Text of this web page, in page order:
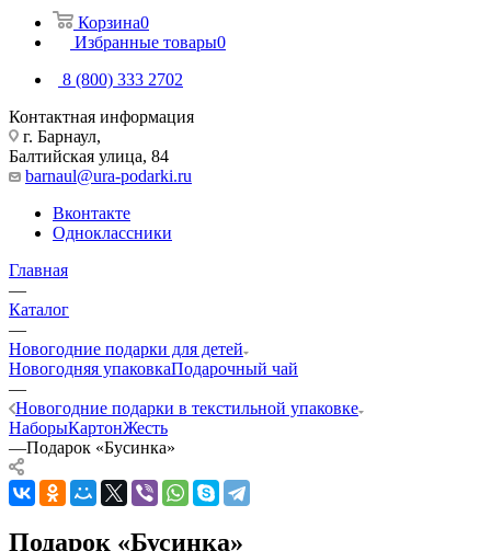
Корзина0
Избранные товары0
8 (800) 333 2702
Контактная информация
г. Барнаул,
Балтийская улица, 84
barnaul@ura-podarki.ru
Вконтакте
Одноклассники
Главная
—
Каталог
—
Новогодние подарки для детей
Новогодняя упаковкаПодарочный чай
—
Новогодние подарки в текстильной упаковке
НаборыКартонЖесть
—Подарок «Бусинка»
Подарок «Бусинка»